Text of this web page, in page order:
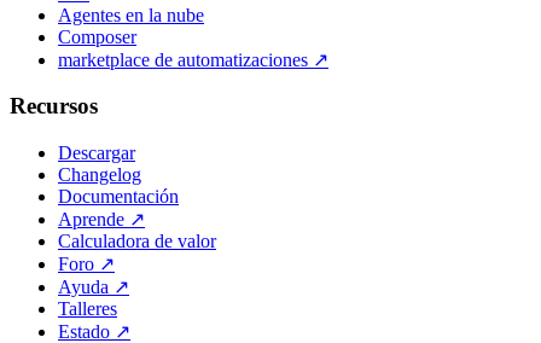
Agentes en la nube
Composer
marketplace de automatizaciones ↗
Recursos
Descargar
Changelog
Documentación
Aprende ↗
Calculadora de valor
Foro ↗
Ayuda ↗
Talleres
Estado ↗